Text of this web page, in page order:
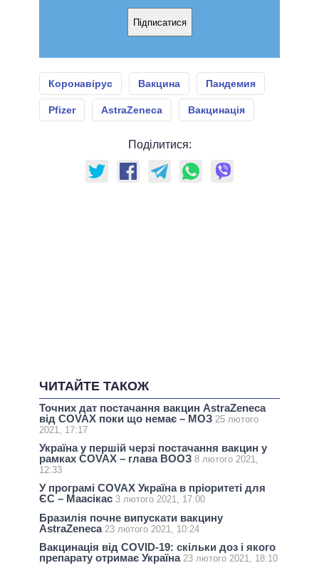
Підписатися
Коронавірус Вакцина Пандемия
Pfizer AstraZeneca Вакцинація
Поділитися:
ЧИТАЙТЕ ТАКОЖ
Точних дат постачання вакцин AstraZeneca
від COVAX поки що немає – МОЗ 25 лютого
2021, 17:17
Україна у першій черзі постачання вакцин у
рамках COVAX – глава ВООЗ 8 лютого 2021,
12:33
У програмі COVAX Україна в пріоритеті для
ЄС – Маасікас 3 лютого 2021, 17:00
Бразилія почне випускати вакцину
AstraZeneca 23 лютого 2021, 10:24
Вакцинація від COVID-19: скільки доз і якого
препарату отримає Україна 23 лютого 2021, 18:10